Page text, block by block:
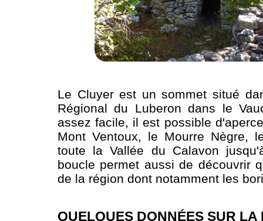
Le Cluyer est un sommet situé
Régional du Luberon dans le
assez facile, il est possible
Mont Ventoux, le Mourre Nègre,
toute la Vallée du Calavon
boucle permet aussi de découvrir
de la région dont notamment les
QUELQUES DONNÉES SUR LA